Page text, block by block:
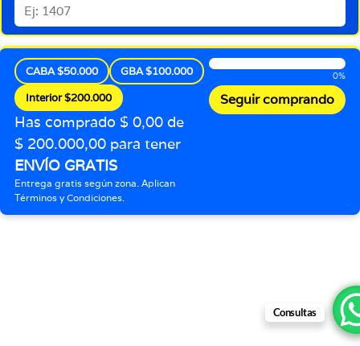
Consultas
CABA $50.000
GBA $100.000
Interior $200.000
Has comprado $ 0,00 de
$ 200.000,00 para tener
ENVÍO GRATIS
Entrega gratis según zona. Aplican
Términos y Condiciones.
0%
Seguir comprando